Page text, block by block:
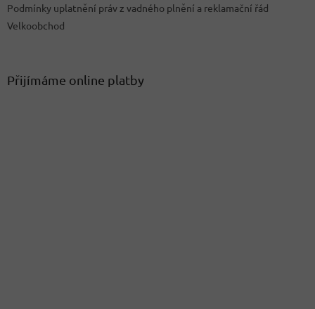
Podmínky uplatnění práv z vadného plnění a reklamační řád
Velkoobchod
Přijímáme online platby